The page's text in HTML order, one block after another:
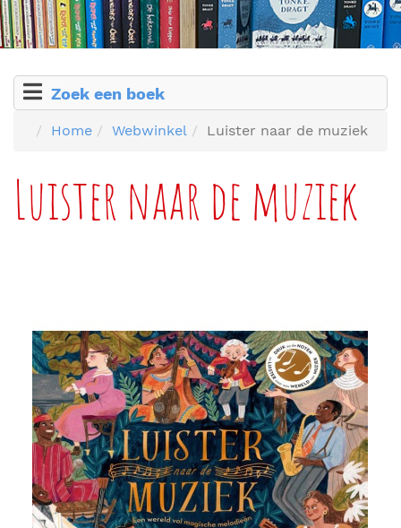
Zoek een boek
Home Webwinkel Luister naar de muziek
Luister naar de muziek